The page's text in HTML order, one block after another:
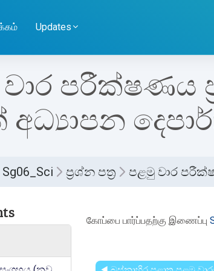
Updates
පරීක්ෂණය
අධ්‍යාපන
Sg06_Sci ප්‍රශ්න පත්‍ර පළමු වාර
கோப்பை பார்ப்பதற்கு இணைப்பு